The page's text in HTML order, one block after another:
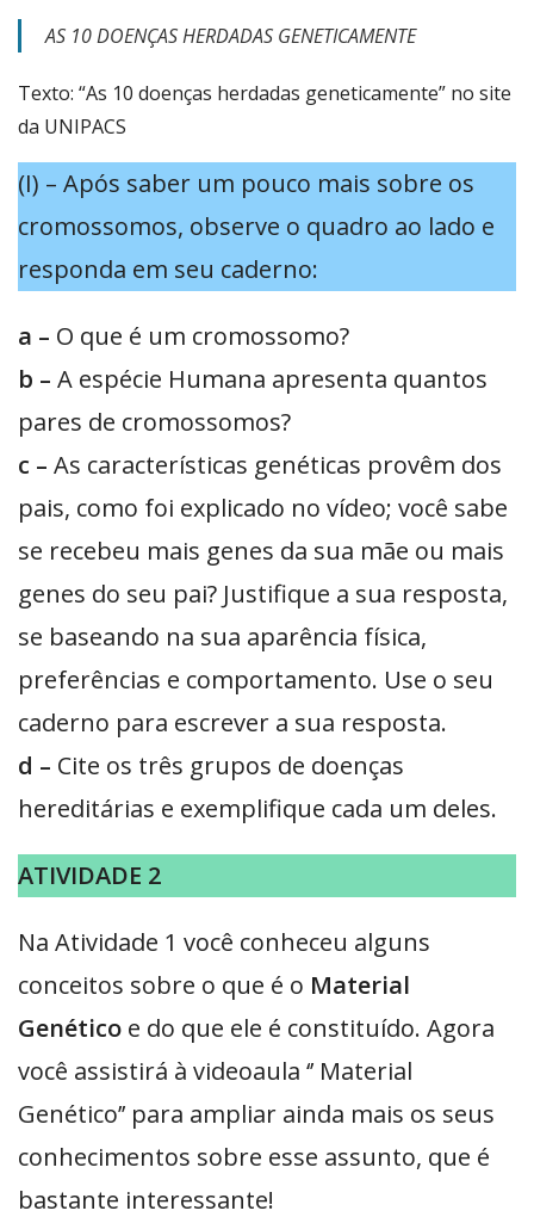
AS 10 DOENÇAS HERDADAS GENETICAMENTE
Texto: “As 10 doenças herdadas geneticamente” no site
da UNIPACS
(I) – Após saber um pouco mais sobre os
cromossomos, observe o quadro ao lado e
responda em seu caderno:
a – O que é um cromossomo?
b – A espécie Humana apresenta quantos
pares de cromossomos?
c – As características genéticas provêm dos
pais, como foi explicado no vídeo; você sabe
se recebeu mais genes da sua mãe ou mais
genes do seu pai? Justifique a sua resposta,
se baseando na sua aparência física,
preferências e comportamento. Use o seu
caderno para escrever a sua resposta.
d – Cite os três grupos de doenças
hereditárias e exemplifique cada um deles.
ATIVIDADE 2
Na Atividade 1 você conheceu alguns
conceitos sobre o que é o Material
Genético e do que ele é constituído. Agora
você assistirá à videoaula ‘’ Material
Genético’’ para ampliar ainda mais os seus
conhecimentos sobre esse assunto, que é
bastante interessante!